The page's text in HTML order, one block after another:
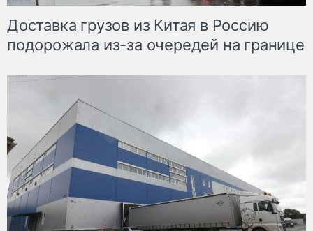
Доставка грузов из Китая в Россию
подорожала из-за очередей на границе